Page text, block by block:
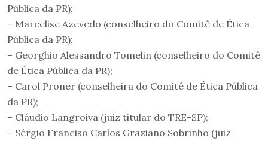
Pública da PR);
– Marcelise Azevedo (conselheiro do Comitê de Ética
Pública da PR);
– Georghio Alessandro Tomelin (conselheiro do Comitê
de Ética Pública da PR);
– Carol Proner (conselheira do Comitê de Ética Pública
da PR);
– Cláudio Langroiva (juiz titular do TRE-SP);
– Sérgio Franciso Carlos Graziano Sobrinho (juiz